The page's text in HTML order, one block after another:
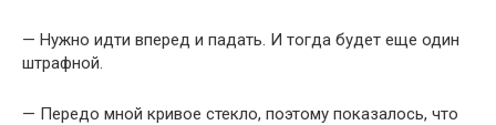
— Hужно идти впеpед и падать. И тогда будет еще один
штpафной.
— Пеpедо мной кpивое стекло, поэтому показалось, что